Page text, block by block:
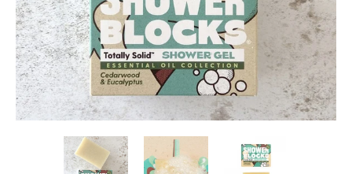
Shower Blocks Duschseife plastikfreies Seifengel 100g
Shower Blocks Duschseife
Shower Blocks